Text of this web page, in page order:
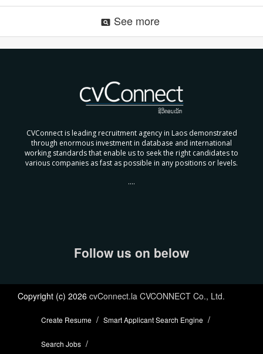
pageview See more
CVConnect is leading recruitment agency in Laos demonstrated
through enormous investment in database and international
working standards that enable us to seek the right candidates to
various companies as fast as possible in any positions or levels.
....
Follow us on below
Copyright (c) 2026 cvConnect.la CVCONNECT Co., Ltd.
Create Resume Smart Applicant Search Engine
Search Jobs